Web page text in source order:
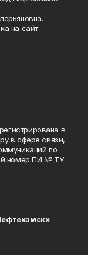
на сайт
в
в сфере связи,
по
номер ПИ № ТУ